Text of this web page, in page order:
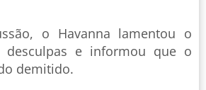
o Havanna lamentou o
desculpas e informou que o
demitido.